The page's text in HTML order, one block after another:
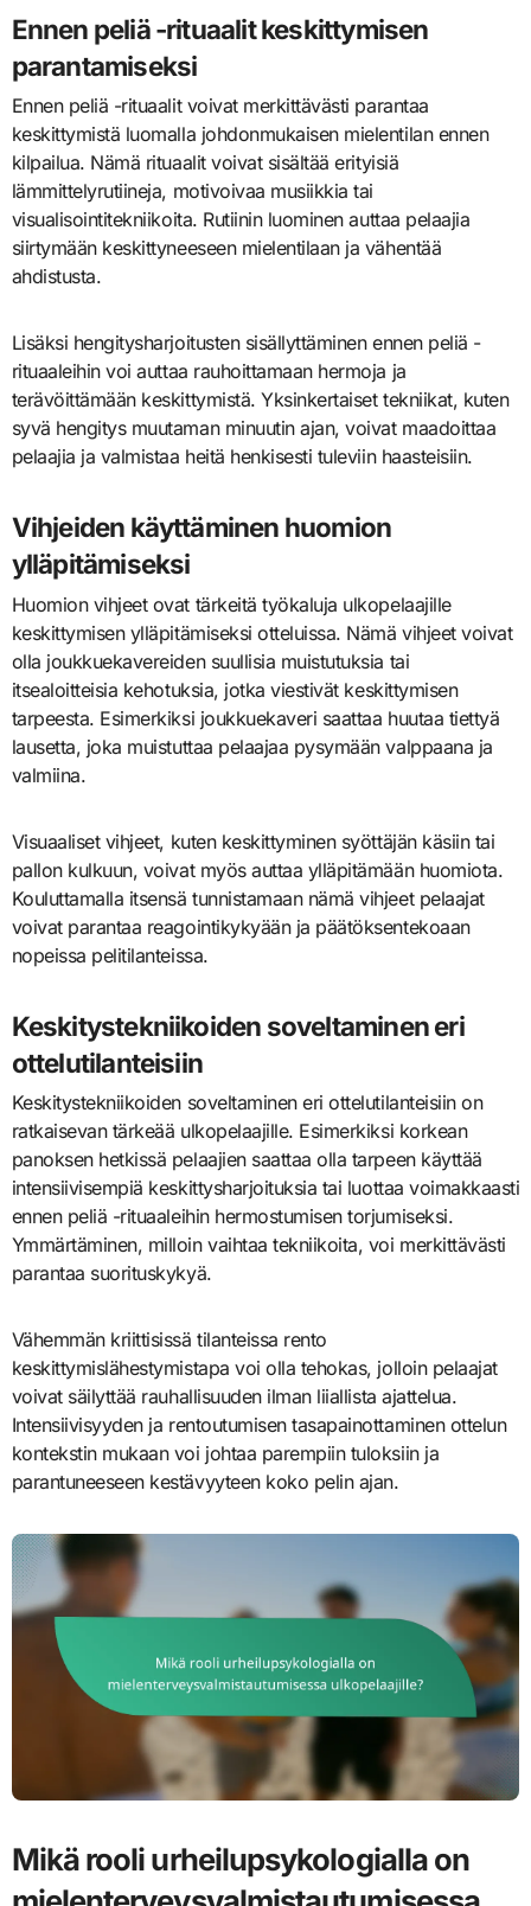
Ennen peliä -rituaalit keskittymisen
parantamiseksi
Ennen peliä -rituaalit voivat merkittävästi parantaa
keskittymistä luomalla johdonmukaisen mielentilan ennen
kilpailua. Nämä rituaalit voivat sisältää erityisiä
lämmittelyrutiineja, motivoivaa musiikkia tai
visualisointitekniikoita. Rutiinin luominen auttaa pelaajia
siirtymään keskittyneeseen mielentilaan ja vähentää
ahdistusta.
Lisäksi hengitysharjoitusten sisällyttäminen ennen peliä -
rituaaleihin voi auttaa rauhoittamaan hermoja ja
terävöittämään keskittymistä. Yksinkertaiset tekniikat, kuten
syvä hengitys muutaman minuutin ajan, voivat maadoittaa
pelaajia ja valmistaa heitä henkisesti tuleviin haasteisiin.
Vihjeiden käyttäminen huomion
ylläpitämiseksi
Huomion vihjeet ovat tärkeitä työkaluja ulkopelaajille
keskittymisen ylläpitämiseksi otteluissa. Nämä vihjeet voivat
olla joukkuekavereiden suullisia muistutuksia tai
itsealoitteisia kehotuksia, jotka viestivät keskittymisen
tarpeesta. Esimerkiksi joukkuekaveri saattaa huutaa tiettyä
lausetta, joka muistuttaa pelaajaa pysymään valppaana ja
valmiina.
Visuaaliset vihjeet, kuten keskittyminen syöttäjän käsiin tai
pallon kulkuun, voivat myös auttaa ylläpitämään huomiota.
Kouluttamalla itsensä tunnistamaan nämä vihjeet pelaajat
voivat parantaa reagointikykyään ja päätöksentekoaan
nopeissa pelitilanteissa.
Keskitystekniikoiden soveltaminen eri
ottelutilanteisiin
Keskitystekniikoiden soveltaminen eri ottelutilanteisiin on
ratkaisevan tärkeää ulkopelaajille. Esimerkiksi korkean
panoksen hetkissä pelaajien saattaa olla tarpeen käyttää
intensiivisempiä keskittysharjoituksia tai luottaa voimakkaasti
ennen peliä -rituaaleihin hermostumisen torjumiseksi.
Ymmärtäminen, milloin vaihtaa tekniikoita, voi merkittävästi
parantaa suorituskykyä.
Vähemmän kriittisissä tilanteissa rento
keskittymislähestymistapa voi olla tehokas, jolloin pelaajat
voivat säilyttää rauhallisuuden ilman liiallista ajattelua.
Intensiivisyyden ja rentoutumisen tasapainottaminen ottelun
kontekstin mukaan voi johtaa parempiin tuloksiin ja
parantuneeseen kestävyyteen koko pelin ajan.
Mikä rooli urheilupsykologialla on